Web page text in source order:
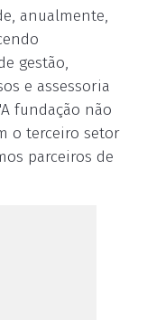
anualmente,
gestão,
e assessoria
fundação não
o terceiro setor
parceiros de